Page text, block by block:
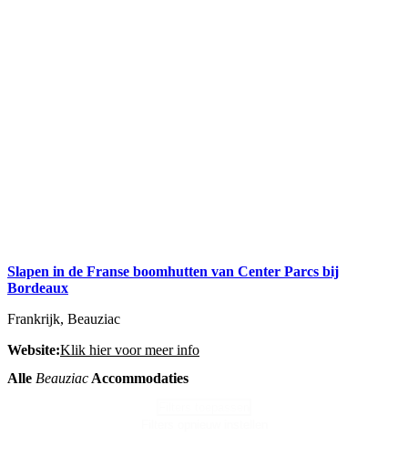
Slapen in de Franse boomhutten van Center Parcs bij
Bordeaux
Frankrijk, Beauziac
Website:Klik hier voor meer info
Alle Beauziac Accommodaties